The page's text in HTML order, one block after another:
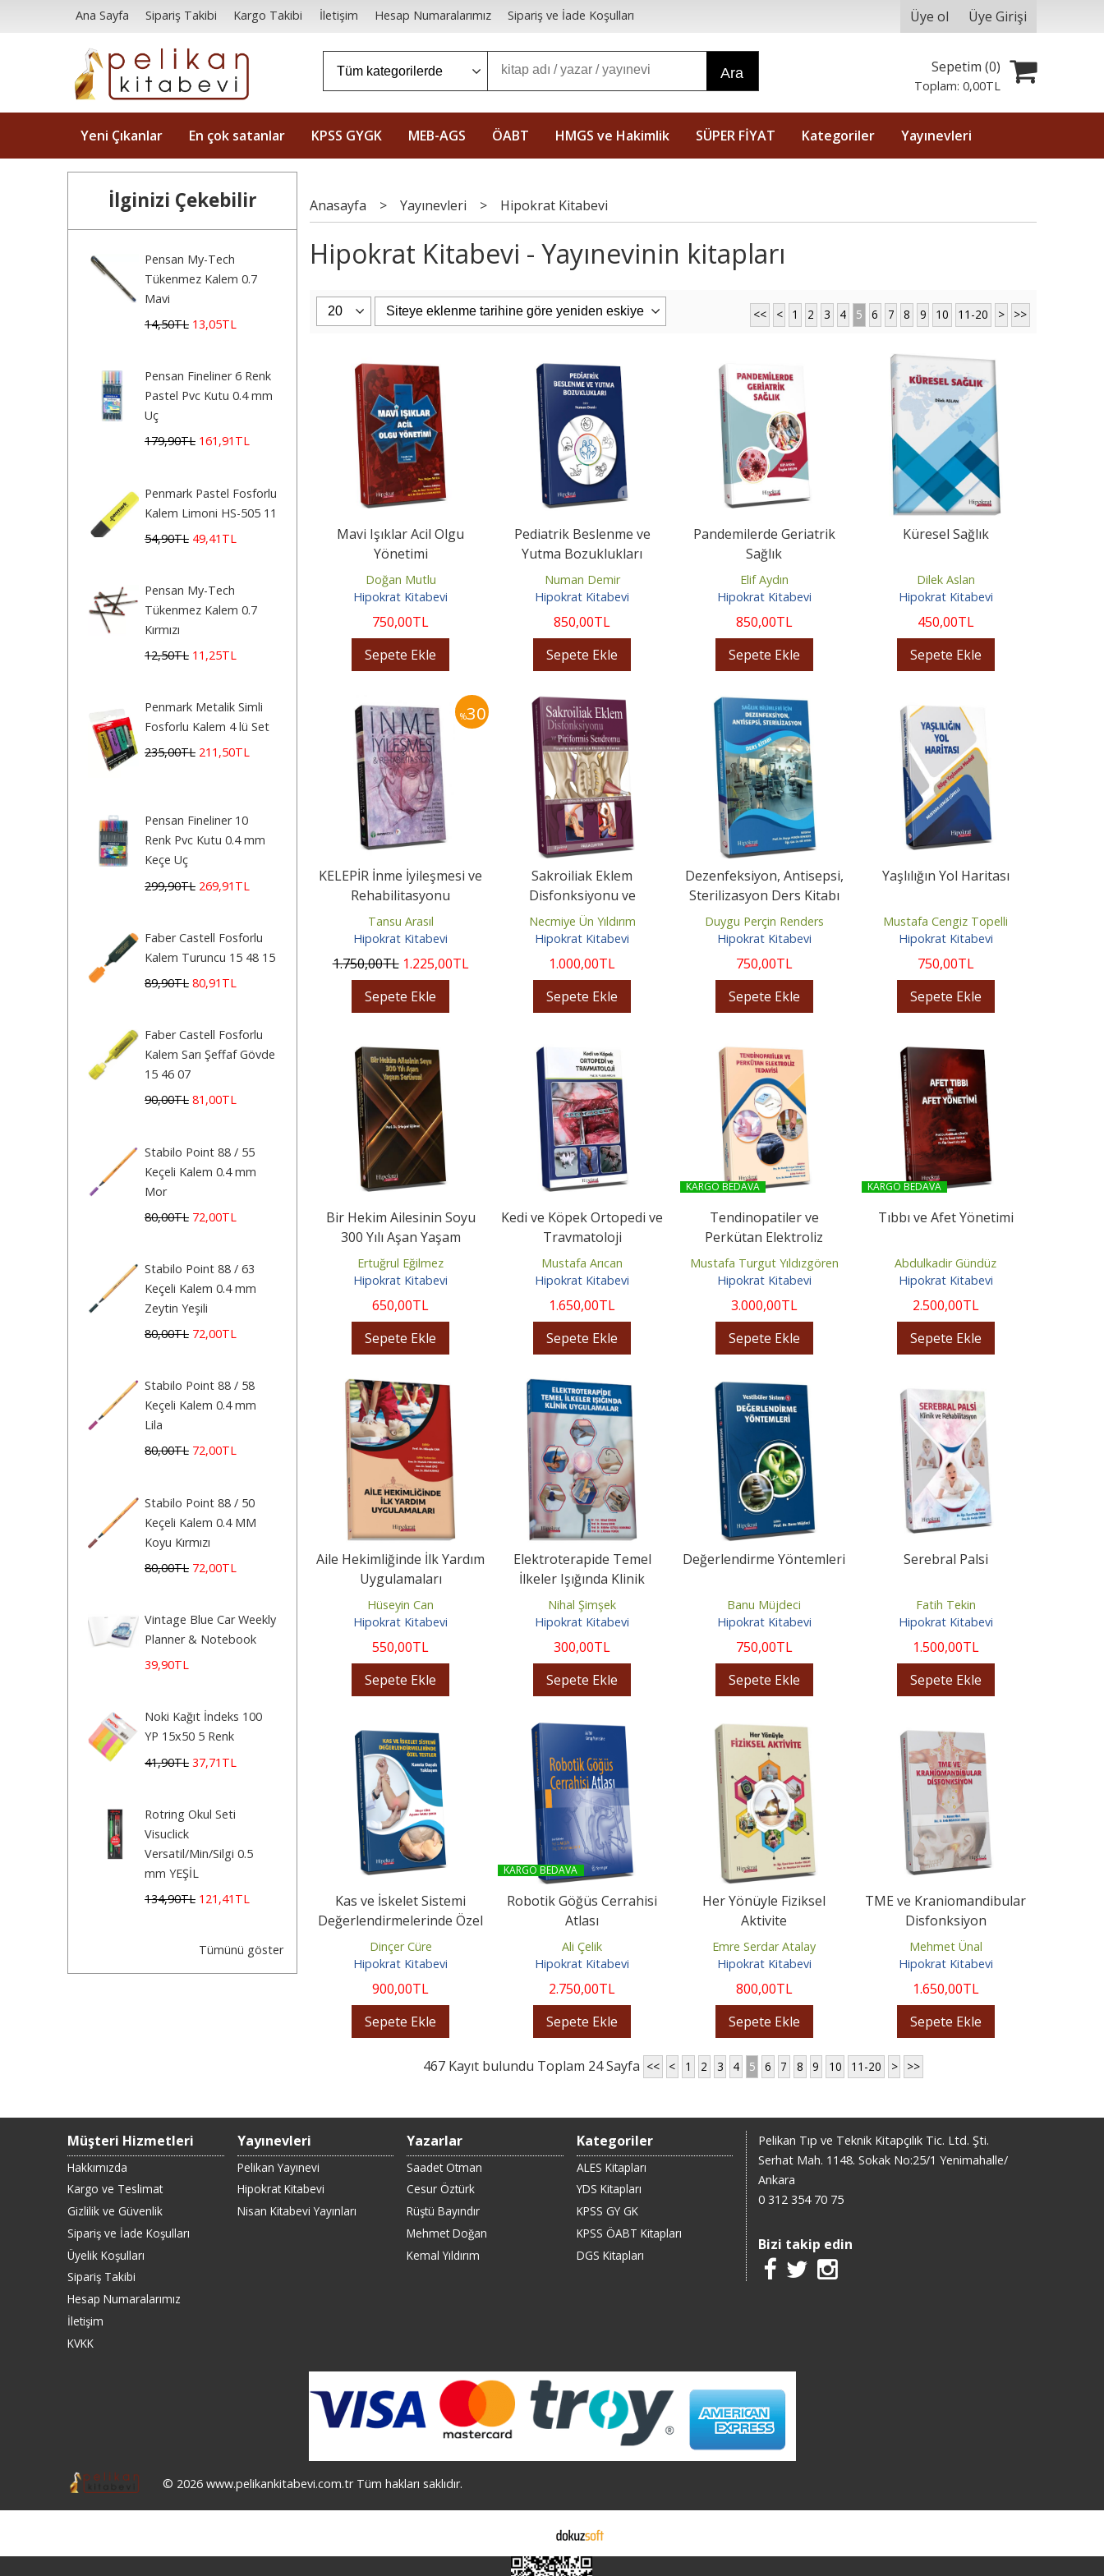
Ana Sayfa Sipariş Takibi Kargo Takibi İletişim Hesap Numaralarımız Sipariş ve İade Koşulları Üye ol Üye Girişi
Ara Sepetim (0)
Toplam:0,00TL
Yeni Çıkanlar En çok satanlar KPSS GYGK MEB-AGS ÖABT HMGS ve Hakimlik SÜPER FİYAT Kategoriler Yayınevleri
İlginizi Çekebilir
Pensan My-Tech
Tükenmez Kalem 0.7
Mavi
14,50TL 13,05TL
Pensan Fineliner 6 Renk
Pastel Pvc Kutu 0.4 mm
Uç
179,90TL 161 ,91 TL
Penmark Pastel Fosforlu
Kalem Limoni HS-505 11
54,90TL 49,41 TL
Pensan My-Tech
Tükenmez Kalem 0.7
Kırmızı
12,50TL 11 ,25TL
Penmark Metalik Simli
Fosforlu Kalem 4 lü Set
235,00TL 211 ,50TL
Pensan Fineliner 10
Renk Pvc Kutu 0.4 mm
Keçe Uç
299,90TL 269,91 TL
Faber Castell Fosforlu
Kalem Turuncu 15 48 15
89,90TL 80,91 TL
Faber Castell Fosforlu
Kalem Sarı Şeffaf Gövde
15 46 07
90,00TL 81 ,00TL
Stabilo Point 88 / 55
Keçeli Kalem 0.4 mm
Mor
80,00TL 72,00TL
Stabilo Point 88 / 63
Keçeli Kalem 0.4 mm
Zeytin Yeşili
80,00TL 72,00TL
Stabilo Point 88 / 58
Keçeli Kalem 0.4 mm
Lila
80,00TL 72,00TL
Stabilo Point 88 / 50
Keçeli Kalem 0.4 MM
Koyu Kırmızı
80,00TL 72,00TL
Vintage Blue Car Weekly
Planner & Notebook
39,90TL
Noki Kağıt İndeks 100
YP 15x50 5 Renk
41,90TL 37,71 TL
Rotring Okul Seti
Visuclick
Versatil/Min/Silgi 0.5
mm YEŞİL
134,90TL 121 ,41 TL
Tümünü göster
Anasayfa > Yayınevleri > Hipokrat Kitabevi
Hipokrat Kitabevi - Yayınevinin kitapları
<< < 1 2 3 4 5 6 7 8 9 10 11-20 > >>
Mavi Işıklar Acil Olgu
Yönetimi
Doğan Mutlu
Hipokrat Kitabevi
750,00TL
Sepete Ekle
Pediatrik Beslenme ve
Yutma Bozuklukları
Numan Demir
Hipokrat Kitabevi
850,00TL
Sepete Ekle
Pandemilerde Geriatrik
Sağlık
Elif Aydın
Hipokrat Kitabevi
850,00TL
Sepete Ekle
Küresel Sağlık
Dilek Aslan
Hipokrat Kitabevi
450,00TL
Sepete Ekle
%30
KELEPİR İnme İyileşmesi ve
Rehabilitasyonu
Tansu Arasıl
Hipokrat Kitabevi
1.750,00TL 1.225,00TL
Sepete Ekle
Sakroiliak Eklem
Disfonksiyonu ve
Piriformis Sendromu
Necmiye Ün Yıldırım
Hipokrat Kitabevi
1.000,00TL
Sepete Ekle
Dezenfeksiyon, Antisepsi,
Sterilizasyon Ders Kitabı
Duygu Perçin Renders
Hipokrat Kitabevi
750,00TL
Sepete Ekle
Yaşlılığın Yol Haritası
Mustafa Cengiz Topelli
Hipokrat Kitabevi
750,00TL
Sepete Ekle
Bir Hekim Ailesinin Soyu
300 Yılı Aşan Yaşam
Serüveni
Ertuğrul Eğilmez
Hipokrat Kitabevi
650,00TL
Sepete Ekle
Kedi ve Köpek Ortopedi ve
Travmatoloji
Mustafa Arıcan
Hipokrat Kitabevi
1.650,00TL
Sepete Ekle
KARGO BEDAVA
Tendinopatiler ve
Perkütan Elektroliz
Tedavisi
Mustafa Turgut Yıldızgören
Hipokrat Kitabevi
3.000,00TL
Sepete Ekle
KARGO BEDAVA
Tıbbı ve Afet Yönetimi
Abdulkadir Gündüz
Hipokrat Kitabevi
2.500,00TL
Sepete Ekle
Aile Hekimliğinde İlk Yardım
Uygulamaları
Hüseyin Can
Hipokrat Kitabevi
550,00TL
Sepete Ekle
Elektroterapide Temel
İlkeler Işığında Klinik
Uygulamalar
Nihal Şimşek
Hipokrat Kitabevi
300,00TL
Sepete Ekle
Değerlendirme Yöntemleri
Banu Müjdeci
Hipokrat Kitabevi
750,00TL
Sepete Ekle
Serebral Palsi
Fatih Tekin
Hipokrat Kitabevi
1.500,00TL
Sepete Ekle
Kas ve İskelet Sistemi
Değerlendirmelerinde Özel
Testler
Dinçer Cüre
Hipokrat Kitabevi
900,00TL
Sepete Ekle
KARGO BEDAVA
Robotik Göğüs Cerrahisi
Atlası
Ali Çelik
Hipokrat Kitabevi
2.750,00TL
Sepete Ekle
Her Yönüyle Fiziksel
Aktivite
Emre Serdar Atalay
Hipokrat Kitabevi
800,00TL
Sepete Ekle
TME ve Kraniomandibular
Disfonksiyon
Mehmet Ünal
Hipokrat Kitabevi
1.650,00TL
Sepete Ekle
467 Kayıt bulundu Toplam 24 Sayfa << < 1 2 3 4 5 6 7 8 9 10 11-20 > >>
Müşteri Hizmetleri
Hakkımızda
Kargo ve Teslimat
Gizlilik ve Güvenlik
Sipariş ve İade Koşulları
Üyelik Koşulları
Sipariş Takibi
Hesap Numaralarımız
İletişim
KVKK
Yayınevleri
Pelikan Yayınevi
Hipokrat Kitabevi
Nisan Kitabevi Yayınları
Yazarlar
Saadet Otman
Cesur Öztürk
Rüştü Bayındır
Mehmet Doğan
Kemal Yıldırım
Kategoriler
ALES Kitapları
YDS Kitapları
KPSS GY GK
KPSS ÖABT Kitapları
DGS Kitapları
Pelikan Tıp ve Teknik Kitapçılık Tic. Ltd. Şti.
Serhat Mah. 1148. Sokak No:25/1 Yenimahalle/
Ankara
0 312 354 70 75
Bizi takip edin
© 2026 www.pelikankitabevi.com.tr Tüm hakları saklıdır.